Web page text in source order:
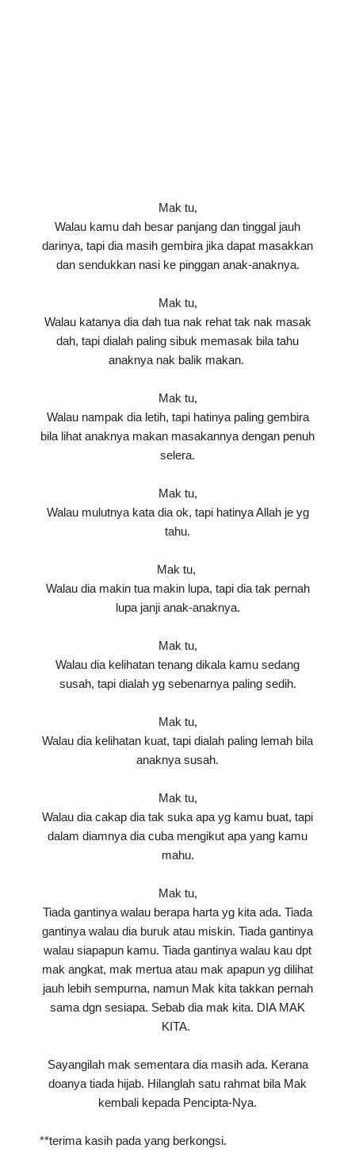
Mak tu,
Walau kamu dah besar panjang dan tinggal jauh
darinya, tapi dia masih gembira jika dapat masakkan
dan sendukkan nasi ke pinggan anak-anaknya.
Mak tu,
Walau katanya dia dah tua nak rehat tak nak masak
dah, tapi dialah paling sibuk memasak bila tahu
anaknya nak balik makan.
Mak tu,
Walau nampak dia letih, tapi hatinya paling gembira
bila lihat anaknya makan masakannya dengan penuh
selera.
Mak tu,
Walau mulutnya kata dia ok, tapi hatinya Allah je yg
tahu.
Mak tu,
Walau dia makin tua makin lupa, tapi dia tak pernah
lupa janji anak-anaknya.
Mak tu,
Walau dia kelihatan tenang dikala kamu sedang
susah, tapi dialah yg sebenarnya paling sedih.
Mak tu,
Walau dia kelihatan kuat, tapi dialah paling lemah bila
anaknya susah.
Mak tu,
Walau dia cakap dia tak suka apa yg kamu buat, tapi
dalam diamnya dia cuba mengikut apa yang kamu
mahu.
Mak tu,
Tiada gantinya walau berapa harta yg kita ada. Tiada
gantinya walau dia buruk atau miskin. Tiada gantinya
walau siapapun kamu. Tiada gantinya walau kau dpt
mak angkat, mak mertua atau mak apapun yg dilihat
jauh lebih sempurna, namun Mak kita takkan pernah
sama dgn sesiapa. Sebab dia mak kita. DIA MAK
KITA.
Sayangilah mak sementara dia masih ada. Kerana
doanya tiada hijab. Hilanglah satu rahmat bila Mak
kembali kepada Pencipta-Nya.
**terima kasih pada yang berkongsi.